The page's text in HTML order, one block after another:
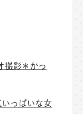
撮影＊かっ
っぱいな女